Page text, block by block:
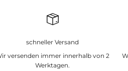
schneller Versand
versenden immer innerhalb von 2
Werktagen.